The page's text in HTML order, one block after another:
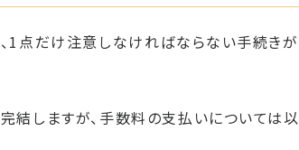
1点だけ注意しなければならない手続きが
結しますが、手数料の支払いについては以